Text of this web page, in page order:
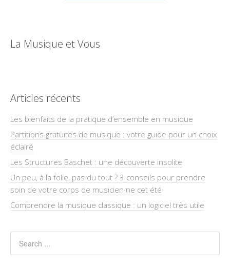
La Musique et Vous
Articles récents
Les bienfaits de la pratique d’ensemble en musique
Partitions gratuites de musique : votre guide pour un choix
éclairé
Les Structures Baschet : une découverte insolite
Un peu, à la folie, pas du tout ? 3 conseils pour prendre
soin de votre corps de musicien·ne cet été
Comprendre la musique classique : un logiciel très utile